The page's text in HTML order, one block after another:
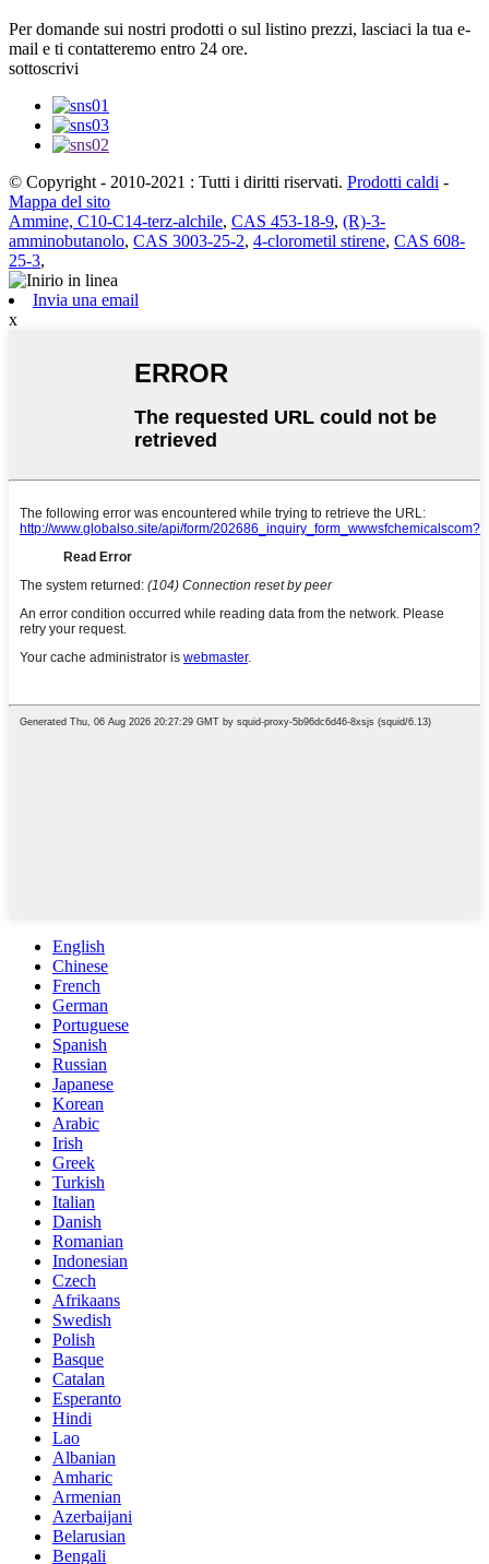
Per domande sui nostri prodotti o sul listino prezzi, lasciaci la tua e-
mail e ti contatteremo entro 24 ore.
sottoscrivi
© Copyright - 2010-2021 : Tutti i diritti riservati. Prodotti caldi -
Mappa del sito
Ammine, C10-C14-terz-alchile, CAS 453-18-9, (R)-3-
amminobutanolo, CAS 3003-25-2, 4-clorometil stirene, CAS 608-
25-3,
Invia una email
x
English
Chinese
French
German
Portuguese
Spanish
Russian
Japanese
Korean
Arabic
Irish
Greek
Turkish
Italian
Danish
Romanian
Indonesian
Czech
Afrikaans
Swedish
Polish
Basque
Catalan
Esperanto
Hindi
Lao
Albanian
Amharic
Armenian
Azerbaijani
Belarusian
Bengali